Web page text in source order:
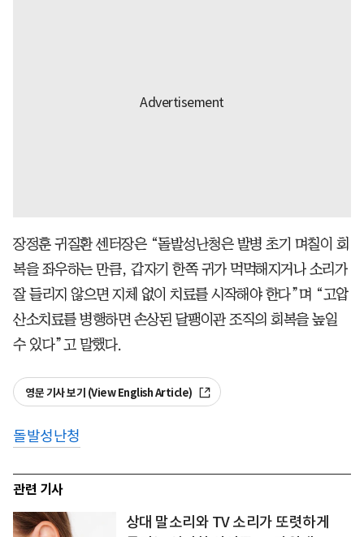
장정훈 귀질환 센터장은 “돌발성난청은 발병 초기 며칠이 회
복을 좌우하는 만큼, 갑자기 한쪽 귀가 먹먹해지거나 소리가
잘 들리지 않으면 지체 없이 치료를 시작해야 한다”며 “고압
산소치료를 병행하면 손상된 달팽이관 조직의 회복을 높일
수 있다”고 말했다.
영문 기사 보기 (View English Article)
돌발성난청
관련 기사
상대 말소리와 TV 소리가 또렷하게